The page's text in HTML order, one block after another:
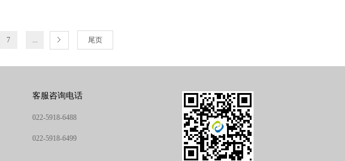
7 ... 尾页
客服咨询电话
022-5918-6488
022-5918-6499